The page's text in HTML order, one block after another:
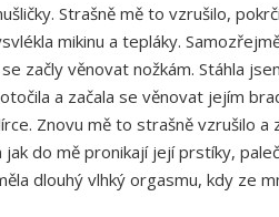
Strašně mě to vzrušilo,
mikinu a tepláky.
začly věnovat nožkám. Stáhla
a začala se věnovat jejím
Znovu mě to strašně vzrušilo
jak do mě pronikají její prstíky,
dlouhý vlhký orgasmu, kdy ze